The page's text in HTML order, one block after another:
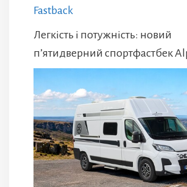
Fastback
Легкість і потужність: новий
п’ятидверний спортфастбек